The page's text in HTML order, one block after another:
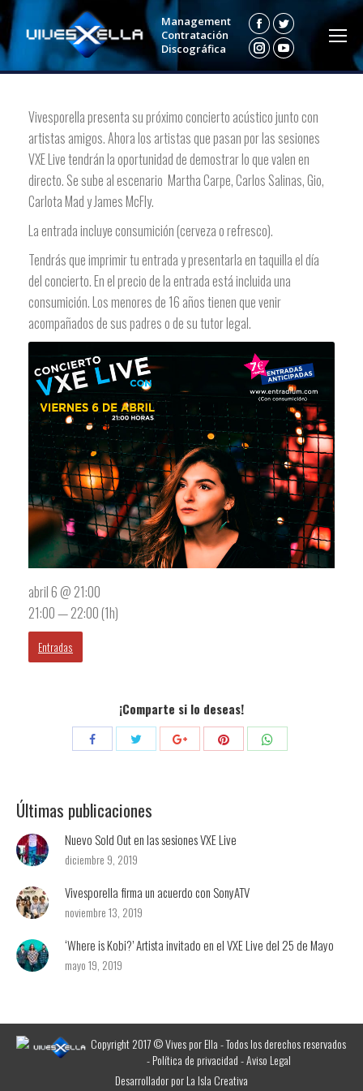
Management
Contratación
Discográfica
FacebookTwitter
Instagram
YouTube
Vivesporella presenta su próximo concierto acústico junto con
artistas amigos. Ahora los artistas que pasan por las sesiones
VXE Live tendrán la oportunidad de demostrar lo que valen en
directo. Se sube al escenario Martha Carpe, Carlos Salinas, Gio,
Carlota Mad y James McFly.
La entrada incluye consumición (cerveza o refresco).
Tendrás que imprimir tu entrada y presentarla en taquilla el día
del concierto. En el precio de la entrada está incluida una
consumición. Los menores de 16 años tienen que venir
acompañados de sus padres o de su tutor legal.
abril 6 @ 21:00
21:00 — 22:00(1h)
Entradas
¡Comparte si lo deseas!
Compartir CompartirCompartirCompartir
Últimas publicaciones
Nuevo Sold Out en las sesiones VXE Live
diciembre 9, 2019
Vivesporella firma un acuerdo con SonyATV
noviembre 13, 2019
‘Where is Kobi?’ Artista invitado en el VXE Live del 25 de Mayo
mayo 19, 2019
Copyright 2017 © Vives por Ella - Todos los derechos reservados
-Política de privacidad-Aviso Legal
Desarrollador porLa Isla Creativa